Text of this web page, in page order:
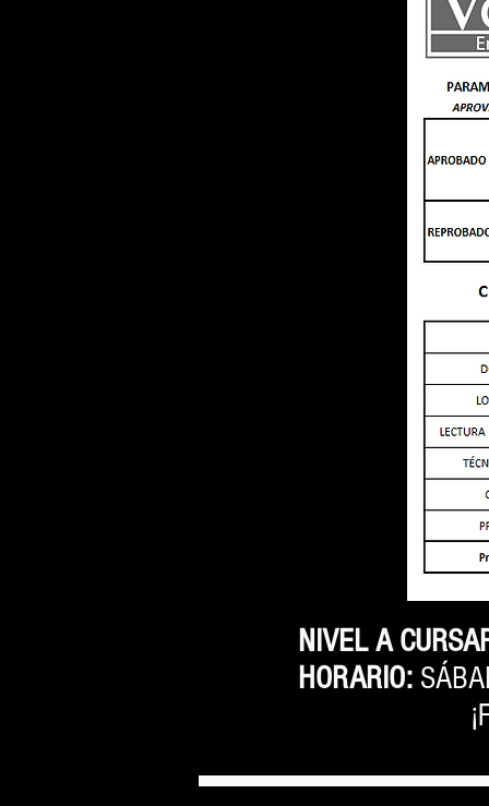
NIVEL A
HORARIO: